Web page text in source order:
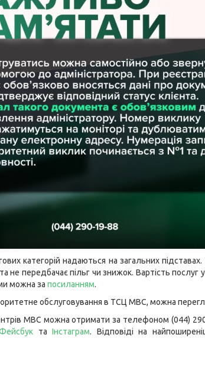
категорій надаються на загальних
не передбачає пільг чи знижок. Вартість
можна за посиланням.
обслуговування в ТСЦ МВС, можна
МВС можна отримати за телефоном (044)
та Інстаграм. Відповіді на